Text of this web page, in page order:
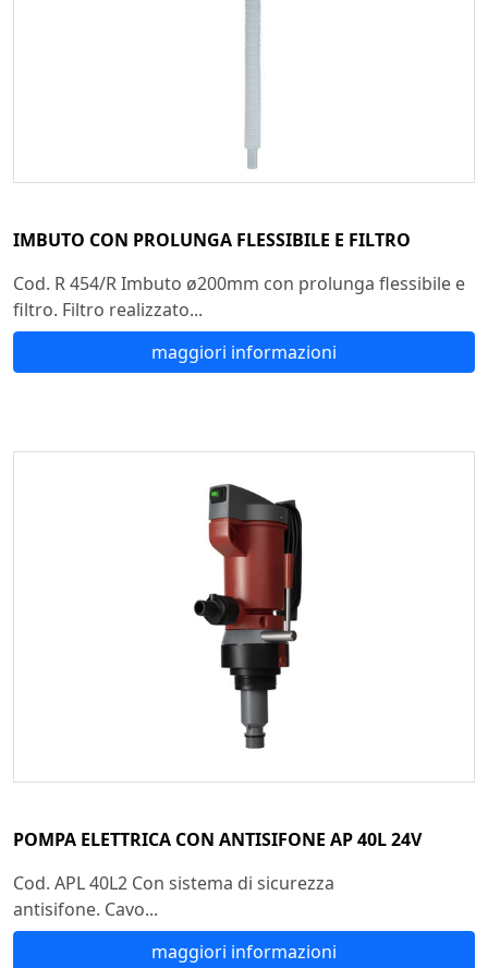
IMBUTO CON PROLUNGA FLESSIBILE E FILTRO
Cod. R 454/R Imbuto ø200mm con prolunga flessibile e
filtro. Filtro realizzato...
maggiori informazioni
POMPA ELETTRICA CON ANTISIFONE AP 40L 24V
Cod. APL 40L2 Con sistema di sicurezza
antisifone. Cavo...
maggiori informazioni